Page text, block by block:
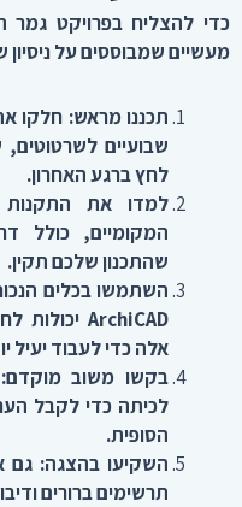
כדי להצליח בפרויקט גמר
מעשיים שמבוססים על ניסיון
תכננו מראש: חלקו
שבועיים לשרטוטים,
לחץ ברגע האחרון.
למדו את התקנות
המקומיים, כולל
שהתכנון שלכם תקין.
השתמשו בכלים
ArchiCAD יכולות
אלה כדי לעבוד יעיל
בקשו משוב מוקדם:
לכיתה כדי לקבל
הסופית.
השקיעו בהצגה: גם
תרשימים ברורים